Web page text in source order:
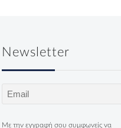
Newsletter
Email(Required)
Με την εγγραφή σου συμφωνείς να